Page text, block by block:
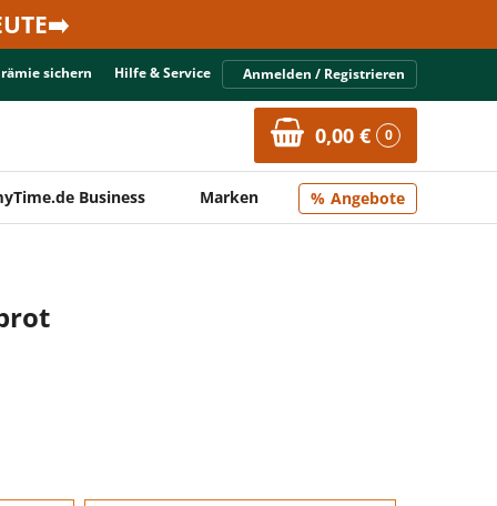
sichern Hilfe & Service Anmelden / Registrieren
0,00 € 0
Business Marken Angebote